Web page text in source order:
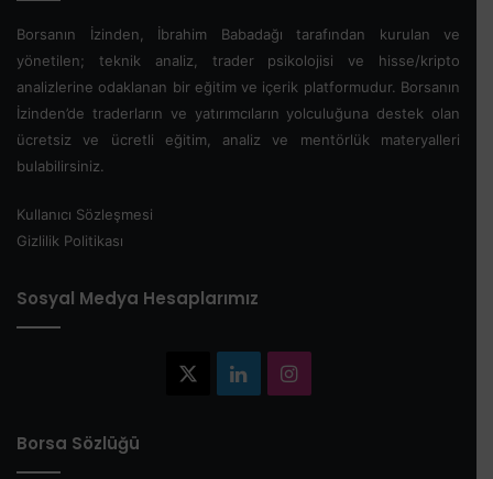
Borsanın İzinden, İbrahim Babadağı tarafından kurulan ve
yönetilen; teknik analiz, trader psikolojisi ve hisse/kripto
analizlerine odaklanan bir eğitim ve içerik platformudur. Borsanın
İzinden’de traderların ve yatırımcıların yolculuğuna destek olan
ücretsiz ve ücretli eğitim, analiz ve mentörlük materyalleri
bulabilirsiniz.
Kullanıcı Sözleşmesi
Gizlilik Politikası
Sosyal Medya Hesaplarımız
LinkedInInstagram
Borsa Sözlüğü